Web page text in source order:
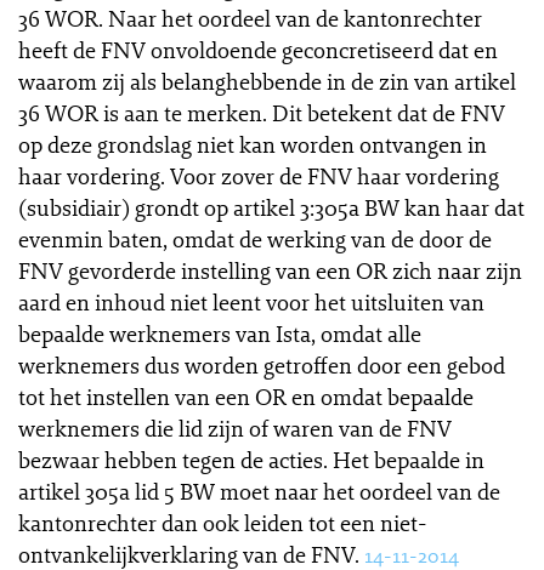
36 WOR. Naar het oordeel van de kantonrechter
heeft de FNV onvoldoende geconcretiseerd dat en
waarom zij als belanghebbende in de zin van artikel
36 WOR is aan te merken. Dit betekent dat de FNV
op deze grondslag niet kan worden ontvangen in
haar vordering. Voor zover de FNV haar vordering
(subsidiair) grondt op artikel 3:305a BW kan haar dat
evenmin baten, omdat de werking van de door de
FNV gevorderde instelling van een OR zich naar zijn
aard en inhoud niet leent voor het uitsluiten van
bepaalde werknemers van Ista, omdat alle
werknemers dus worden getroffen door een gebod
tot het instellen van een OR en omdat bepaalde
werknemers die lid zijn of waren van de FNV
bezwaar hebben tegen de acties. Het bepaalde in
artikel 305a lid 5 BW moet naar het oordeel van de
kantonrechter dan ook leiden tot een niet-
ontvankelijkverklaring van de FNV. 14-11-2014